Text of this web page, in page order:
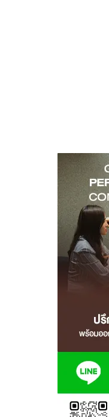
สาขา Siam Paragon
สาขา Stadium One
สาขา Asoke
สาขา MRT สุทธิสาร
สาขา เซ็นทรัลปิ่นเก
สาขา นครปฐม